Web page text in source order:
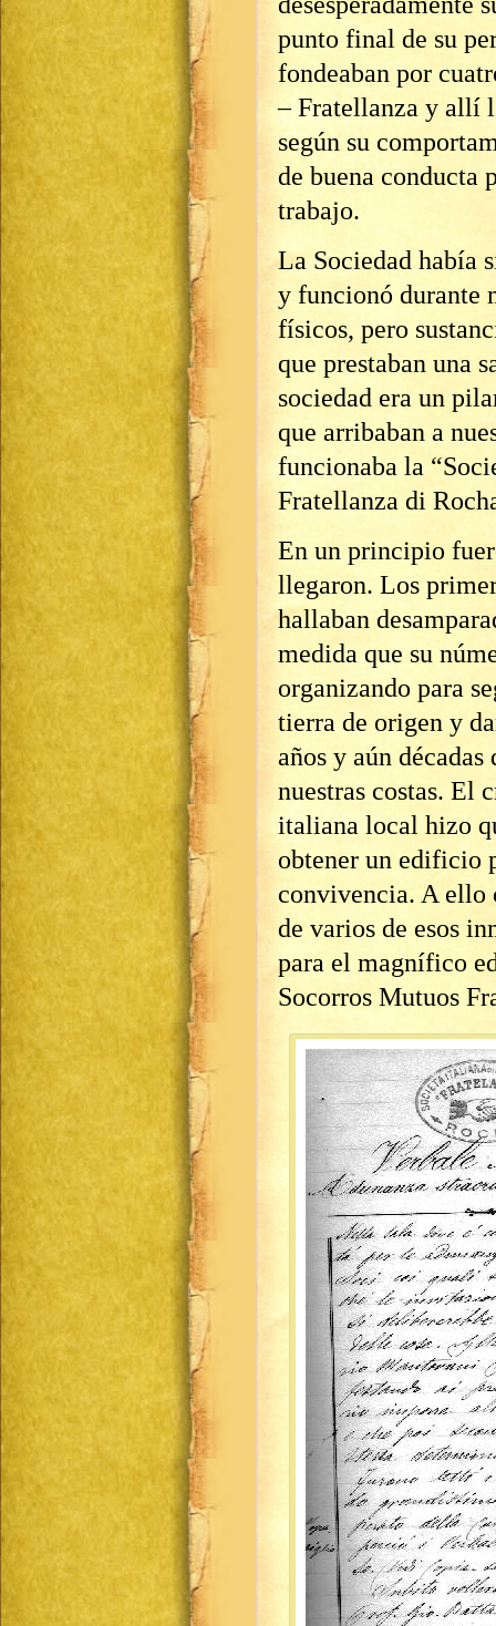
punto final de su
fondeaban por
– Fratellanza y allí
según su
de buena conducta
trabajo.
La Sociedad había
y funcionó durante
físicos, pero
que prestaban una
sociedad era un
que arribaban a
funcionaba la
Fratellanza di
En un principio
llegaron. Los
hallaban
medida que su
organizando para
tierra de origen y
años y aún
nuestras costas. El
italiana local hizo
obtener un edificio
convivencia. A ello
de varios de esos
para el magnífico
Socorros Mutuos